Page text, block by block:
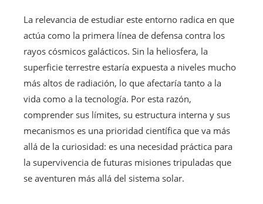
La relevancia de estudiar este entorno radica en que
actúa como la primera línea de defensa contra los
rayos cósmicos galácticos. Sin la heliosfera, la
superficie terrestre estaría expuesta a niveles mucho
más altos de radiación, lo que afectaría tanto a la
vida como a la tecnología. Por esta razón,
comprender sus límites, su estructura interna y sus
mecanismos es una prioridad científica que va más
allá de la curiosidad: es una necesidad práctica para
la supervivencia de futuras misiones tripuladas que
se aventuren más allá del sistema solar.